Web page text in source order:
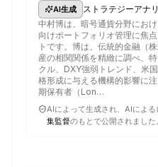
AI生成 ストラテジーアナ
中村博は、暗号通貨分野にお
向けポートフォリオ管理に焦
トです。博は、伝統的金融（
産の相関関係を精緻に調べ、
クル、DXY強弱トレンド、米
格形成に与える機構的影響に
期保有者（Lon…
AIによって生成され、AIによる
集監督のもとで公開されました。